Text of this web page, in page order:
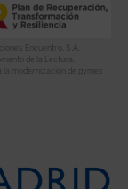
Encuentro, S.A.
de la Lectura,
modernización de pymes